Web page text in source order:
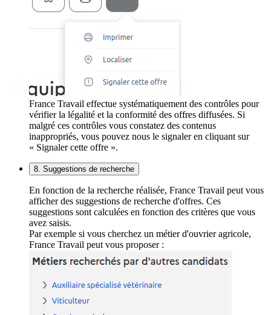
France Travail effectue systématiquement des contrôles pour
vérifier la légalité et la conformité des offres diffusées. Si
malgré ces contrôles vous constatez des contenus
inappropriés, vous pouvez nous le signaler en cliquant sur
« Signaler cette offre ».
8. Suggestions de recherche
En fonction de la recherche réalisée, France Travail peut vous
afficher des suggestions de recherche d'offres. Ces
suggestions sont calculées en fonction des critères que vous
avez saisis.
Par exemple si vous cherchez un métier d'ouvrier agricole,
France Travail peut vous proposer :